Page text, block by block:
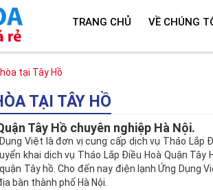
TRANG CHỦ VỀ CHÚNG
tại Tây Hồ
TẠI TÂY HỒ
Tây Hồ chuyên nghiệp Hà Nội.
Việt là đơn vị cung cấp dịch vụ Tháo Lắp
khai dịch vụ Tháo Lắp Điều Hoà Quận
Tây hồ. Cho đến nay điện lạnh Ứng
bàn thành phố Hà Nội.